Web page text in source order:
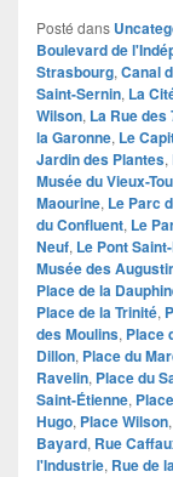
Posté dans
Boulevard de
Strasbourg, Canal
Saint-Sernin, La
Wilson, La Rue des
la Garonne, Le
Jardin des Plantes,
Musée du Vieux-
Maourine, Le Parc
du Confluent, Le
Neuf, Le Pont
Musée des
Place de la
Place de la Trinité,
des Moulins, Place
Dillon, Place du
Ravelin, Place du
Saint-Étienne,
Hugo, Place Wilson,
Bayard, Rue
l'Industrie, Rue de